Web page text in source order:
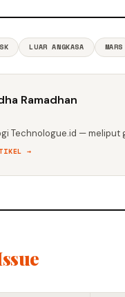
LUAR ANGKASA MARS
Ramadhan
Technologue.id —
→